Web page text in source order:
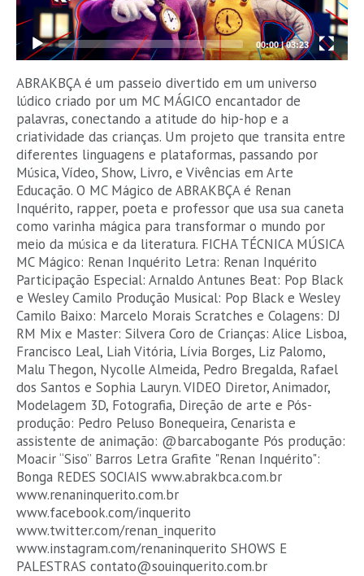
00:00|03:23
ABRAKBÇA é um passeio divertido em um universo
lúdico criado por um MC MÁGICO encantador de
palavras, conectando a atitude do hip-hop e a
criatividade das crianças. Um projeto que transita entre
diferentes linguagens e plataformas, passando por
Música, Vídeo, Show, Livro, e Vivências em Arte
Educação. O MC Mágico de ABRAKBÇA é Renan
Inquérito, rapper, poeta e professor que usa sua caneta
como varinha mágica para transformar o mundo por
meio da música e da literatura. FICHA TÉCNICA MÚSICA
MC Mágico: Renan Inquérito Letra: Renan Inquérito
Participação Especial: Arnaldo Antunes Beat: Pop Black
e Wesley Camilo Produção Musical: Pop Black e Wesley
Camilo Baixo: Marcelo Morais Scratches e Colagens: DJ
RM Mix e Master: Silvera Coro de Crianças: Alice Lisboa,
Francisco Leal, Liah Vitória, Lívia Borges, Liz Palomo,
Malu Thegon, Nycolle Almeida, Pedro Bregalda, Rafael
dos Santos e Sophia Lauryn. VIDEO Diretor, Animador,
Modelagem 3D, Fotografia, Direção de arte e Pós-
produção: Pedro Peluso Bonequeira, Cenarista e
assistente de animação: @barcabogante Pós produção:
Moacir “Siso” Barros Letra Grafite "Renan Inquérito":
Bonga REDES SOCIAIS www.abrakbca.com.br
www.renaninquerito.com.br
www.facebook.com/inquerito
www.twitter.com/renan_inquerito
www.instagram.com/renaninquerito SHOWS E
PALESTRAS contato@souinquerito.com.br